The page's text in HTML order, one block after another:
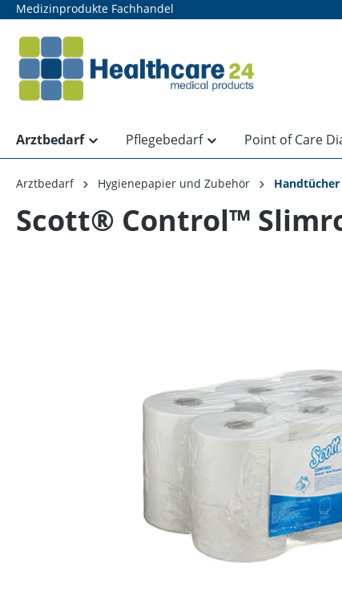
Zur Hauptnavigation springen
Medizinprodukte Fachhandel
Arztbedarf Pflegebedarf Point of Care
Arztbedarf Hygienepapier und Zubehör
Scott® Control™